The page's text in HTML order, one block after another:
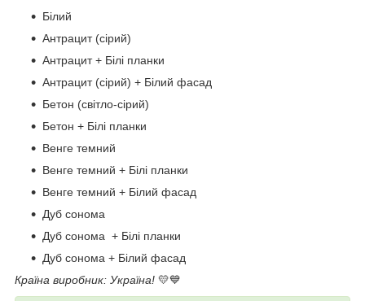
Білий
Антрацит (сірий)
Антрацит + Білі планки
Антрацит (сірий) + Білий фасад
Бетон (світло-сірий)
Бетон + Білі планки
Венге темний
Венге темний + Білі планки
Венге темний + Білий фасад
Дуб сонома
Дуб сонома + Білі планки
Дуб сонома + Білий фасад
Країна виробник: Україна! 💛💙